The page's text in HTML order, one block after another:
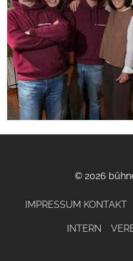
© 2026
IMPRESSUM KONTAKT
INTERN